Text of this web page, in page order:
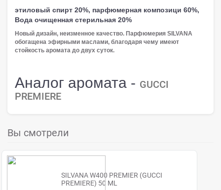
этиловый спирт 20%, парфюмерная композици 60%,
Вода очищенная стерильная 20%
Новый дизайн, неизменное качество. Парфюмерия SILVANA
обогащена эфирными маслами, благодаря чему имеют
стойкость аромата до двух суток.
Аналог аромата - GUCCI
PREMIERE
Вы смотрели
SILVANA W400 PREMIER (GUCCI
PREMIERE) 50 ML